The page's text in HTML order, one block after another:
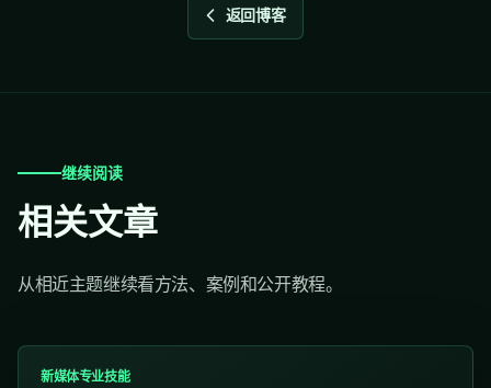
返回博客
继续阅读
相关文章
从相近主题继续看方法、案例和公开教程。
新媒体专业技能